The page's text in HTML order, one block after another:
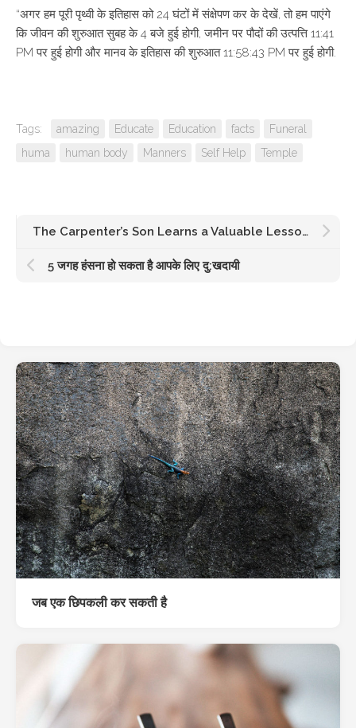
“अगर हम पूरी पृथ्वी के इतिहास को 24 घंटों में संक्षेपण कर के देखें, तो हम पाएंगे
कि जीवन की शुरुआत सुबह के 4 बजे हुई होगी, जमीन पर पौदों की उत्पत्ति 11:41
PM पर हुई होगी और मानव के इतिहास की शुरुआत 11:58:43 PM पर हुई होगी.
Tags: amazing Educate Education facts
Funeral
huma
human body Manners Self Help Temple
The Carpenter’s Son Learns a Valuable Lesson – A Story about Respecting Parents
5 जगह हंसना हो सकता है आपके लिए दु:खदायी
जब एक छिपकली कर सकती है